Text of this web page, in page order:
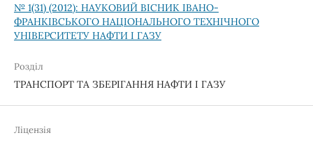
№ 1(31) (2012): НАУКОВИЙ ВІСНИК ІВАНО-
ФРАНКІВСЬКОГО НАЦІОНАЛЬНОГО ТЕХНІЧНОГО
УНІВЕРСИТЕТУ НАФТИ І ГАЗУ
Розділ
ТРАНСПОРТ ТА ЗБЕРІГАННЯ НАФТИ І ГАЗУ
Ліцензія